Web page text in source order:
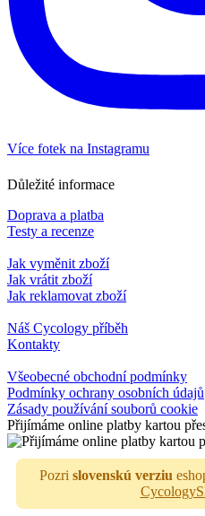
Více fotek na Instagramu
Důležité informace
Doprava a platba
Testy a recenze
Jak vyměnit zboží
Jak vrátit zboží
Jak reklamovat zboží
Náš Cycology příběh
Kontakty
Všeobecné obchodní podmínky
Podmínky ochrany osobních údajů
Zásady používání souborů cookie
Přijímáme online platby kartou
Pozri slovenskú verziu